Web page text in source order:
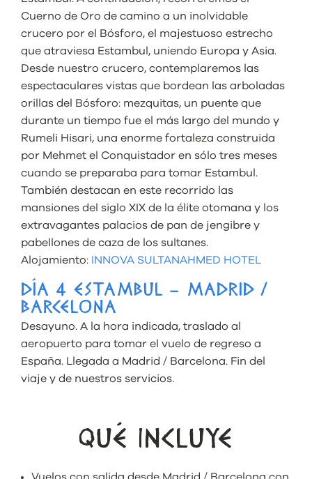
Cuerno de Oro de camino a un inolvidable
crucero por el Bósforo, el majestuoso estrecho
que atraviesa Estambul, uniendo Europa y Asia.
Desde nuestro crucero, contemplaremos las
espectaculares vistas que bordean las arboladas
orillas del Bósforo: mezquitas, un puente que
durante un tiempo fue el más largo del mundo y
Rumeli Hisari, una enorme fortaleza construida
por Mehmet el Conquistador en sólo tres meses
cuando se preparaba para tomar Estambul.
También destacan en este recorrido las
mansiones del siglo XIX de la élite otomana y los
extravagantes palacios de pan de jengibre y
pabellones de caza de los sultanes.
Alojamiento: INNOVA SULTANAHMED HOTEL
DÍA 4 ESTAMBUL – MADRID /
BARCELONA
Desayuno. A la hora indicada, traslado al
aeropuerto para tomar el vuelo de regreso a
España. Llegada a Madrid / Barcelona. Fin del
viaje y de nuestros servicios.
QUÉ INCLUYE